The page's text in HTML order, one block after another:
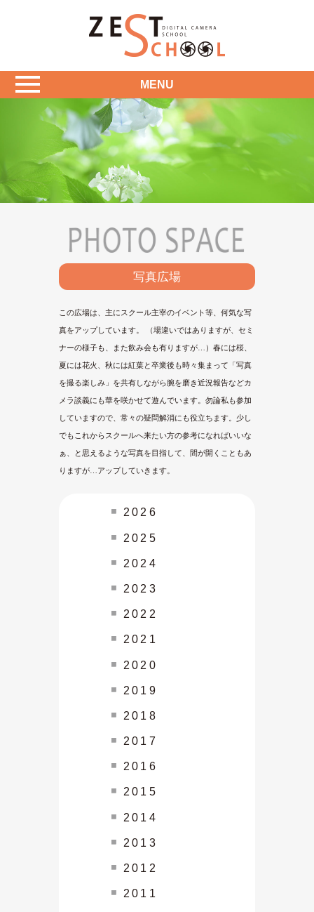
MENU
写真広場
この広場は、主にスクール主宰のイベント等、何気な写
真をアップしています。 （場違いではありますが、セミ
ナーの様子も、また飲み会も有りますが…）春には桜、
夏には花火、秋には紅葉と卒業後も時々集まって「写真
を撮る楽しみ」を共有しながら腕を磨き近況報告などカ
メラ談義にも華を咲かせて遊んでいます。勿論私も参加
していますので、常々の疑問解消にも役立ちます。少し
でもこれからスクールへ来たい方の参考になればいいな
ぁ、と思えるような写真を目指して、間が開くこともあ
りますが…アップしていきます。
2026
2025
2024
2023
2022
2021
2020
2019
2018
2017
2016
2015
2014
2013
2012
2011